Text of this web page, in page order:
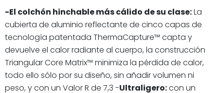
-El colchón hinchable más cálido de su clase:La
cubierta de aluminio reflectante de cinco capas de
tecnología patentada ThermaCapture™ capta y
devuelve el calor radiante al cuerpo, la construcción
Triangular Core Matrix™ minimiza la pérdida de calor,
todo ello sólo por su diseño, sin añadir volumen ni
peso, y con un Valor R de 7,3 -Ultraligero:con un